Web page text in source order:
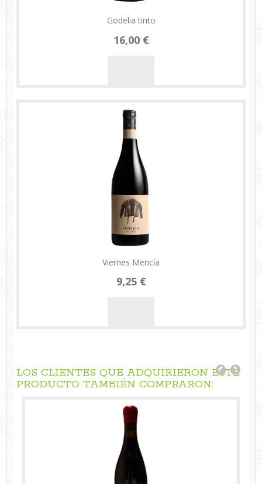
Godelia tinto
16,00 €
Viernes Mencía
9,25 €
LOS CLIENTES QUE ADQUIRIERON ESTE
PRODUCTO TAMBIÉN COMPRARON: